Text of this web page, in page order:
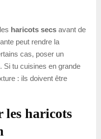
haricots secs avant de
peut rendre la
cas, poser un
Si tu cuisines en grande
: ils doivent être
les haricots